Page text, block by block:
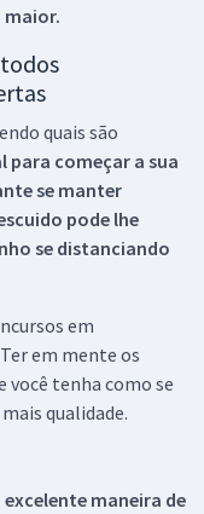
maior.
quais são
para começar a sua
se manter
pode lhe
se distanciando
em
em mente os
você tenha como se
qualidade.
maneira de